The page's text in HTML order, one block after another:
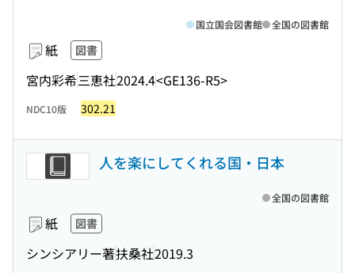
紙 図書
宮内彩希三恵社2024.4<GE136-R5>
国立国会図書館 全国の図書館
NDC10版 302.21
人を楽にしてくれる国・日本
紙 図書
シンシアリー著扶桑社2019.3
全国の図書館